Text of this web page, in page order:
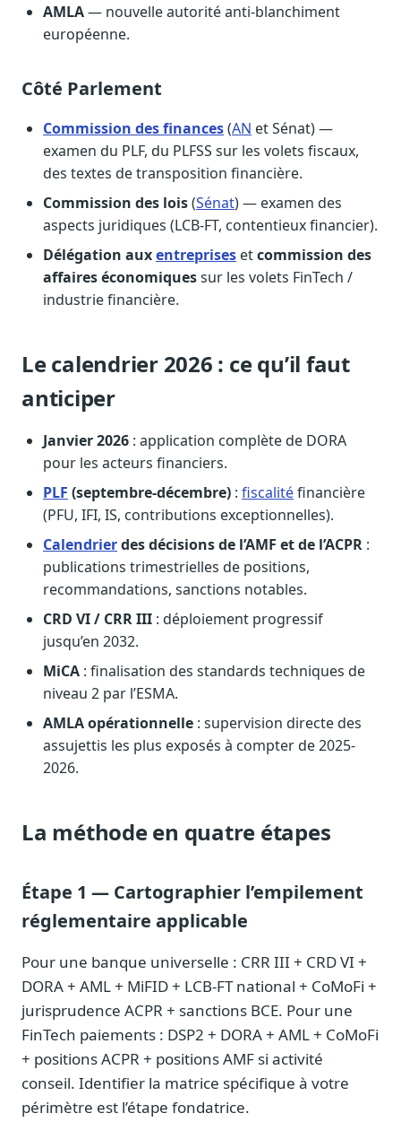
AMLA— nouvelle autorité anti-blanchiment
européenne.
Côté Parlement
Commission des finances(AN et Sénat) —
examen du PLF, du PLFSS sur les volets fiscaux,
des textes de transposition financière.
Commission des lois(Sénat) — examen des
aspects juridiques (LCB-FT, contentieux financier).
Délégation auxentreprises etcommission des
affaires économiquessur les volets FinTech /
industrie financière.
Le calendrier 2026 : ce qu’il faut
anticiper
Janvier 2026 : application complète de DORA
pour les acteurs financiers.
PLF (septembre-décembre) : fiscalitéfinancière
(PFU, IFI, IS, contributions exceptionnelles).
Calendrierdes décisions de l’AMF et de l’ACPR :
publications trimestrielles de positions,
recommandations, sanctions notables.
CRD VI / CRR III : déploiement progressif
jusqu’en 2032.
MiCA : finalisation des standards techniques de
niveau 2 par l’ESMA.
AMLA opérationnelle : supervision directe des
assujettis les plus exposés à compter de 2025-
2026.
La méthode en quatre étapes
Étape 1 — Cartographier l’empilement
réglementaire applicable
Pour une banque universelle : CRR III + CRD VI +
DORA + AML + MiFID + LCB-FT national + CoMoFi +
jurisprudence ACPR + sanctions BCE. Pour une
FinTech paiements : DSP2 + DORA + AML + CoMoFi
+ positions ACPR + positions AMF si activité
conseil. Identifier la matrice spécifique à votre
périmètre est l’étape fondatrice.